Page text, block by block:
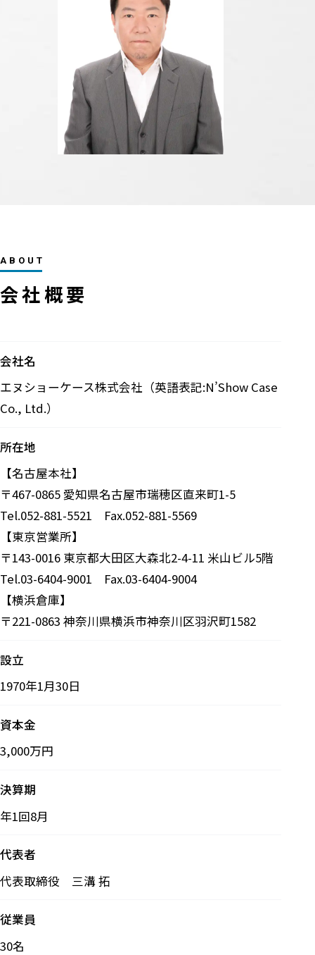
ABOUT
会社概要
会社名
エヌショーケース株式会社（英語表記:N’Show Case
Co., Ltd.）
所在地
【名古屋本社】
〒467-0865 愛知県名古屋市瑞穂区直来町1-5
Tel.052-881-5521 Fax.052-881-5569
【東京営業所】
〒143-0016 東京都大田区大森北2-4-11 米山ビル5階
Tel.03-6404-9001 Fax.03-6404-9004
【横浜倉庫】
〒221-0863 神奈川県横浜市神奈川区羽沢町1582
設立
1970年1月30日
資本金
3,000万円
決算期
年1回8月
代表者
代表取締役 三溝 拓
従業員
30名